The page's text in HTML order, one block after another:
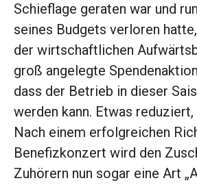
Schieflage geraten war und
seines Budgets verloren
der wirtschaftlichen
groß angelegte
dass der Betrieb in dieser
werden kann. Etwas
Nach einem ­erfolgreichen
Benefizkonzert wird den
Zuhörern nun sogar eine Art